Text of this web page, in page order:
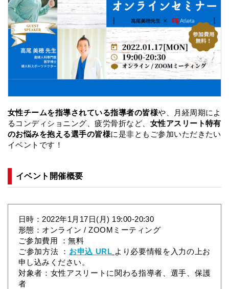
女性チームを指導されている指導者の皆様や、月経周期によ
るコンディショニング、疲労骨折など、 女性アスリート特有
のお悩みを抱える選手の皆様に是非ともご参加いただきたい
イベントです！
イベント開催概要
日時：2022年1月17日(月) 19:00-20:30
形態：オンライン / ZOOMミーティング
ご参加費用 ：無料
ご参加方法 ： お申込 URL より必要情報を入力の上お
申し込みください。
対象者：女性アスリートに関わる指導者、選手、保護
者